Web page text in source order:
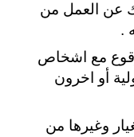
عن العمل من
.
مع اشخاص
أو اخرون
وغيرها من